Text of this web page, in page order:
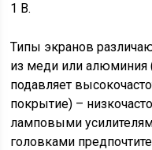
1 В.
Типы экранов
из меди или алюминия
подавляет
покрытие) –
ламповыми
головками